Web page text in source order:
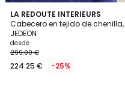
LA REDOUTE INTERIEURS
Cabecero en tejido de chenilla,
JEDEON
desde
299.00 €
224.25 € -25%
5
/
5
2
Colores